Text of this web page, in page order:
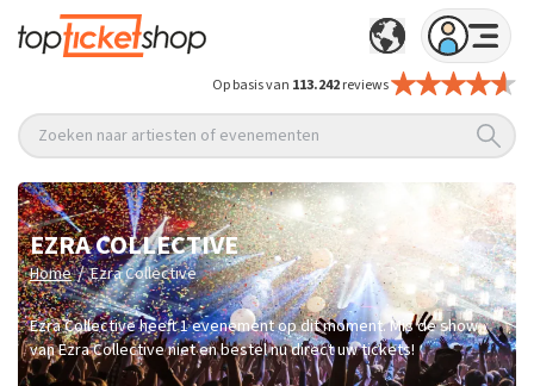
Op basis van 113.242reviews
Zoeken naar artiesten of evenementen
EZRA COLLECTIVE
Home / Ezra Collective
Ezra Collective heeft 1 evenement op dit moment. Mis de show
van Ezra Collective niet en bestel nu direct uw tickets!